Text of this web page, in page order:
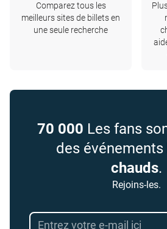
Comparez tous les
meilleurs sites de billets en
une seule recherche
70 000 Les fans
des événements
chauds.
Rejoins-les.